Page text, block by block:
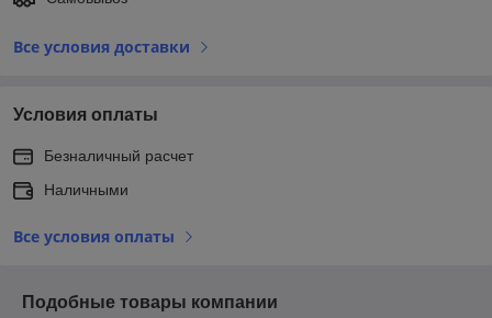
Все условия доставки
Условия оплаты
Безналичный расчет
Наличными
Все условия оплаты
Подобные товары компании